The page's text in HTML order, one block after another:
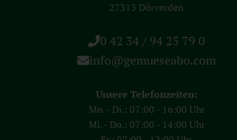
27313 Dörverden
0 42 34 / 94 25 79 0
info@gemueseabo.com
Unsere Telefonzeiten:
Mo. - Di.: 07:00 - 16:00 Uhr
Mi. - Do.: 07:00 - 14:00 Uhr